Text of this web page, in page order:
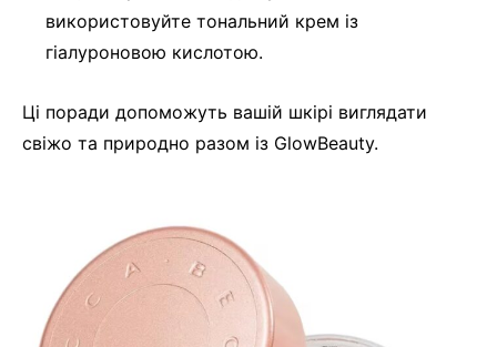
використовуйте тональний крем із
гіалуроновою кислотою.
Ці поради допоможуть вашій шкірі виглядати
свіжо та природно разом із GlowBeauty.